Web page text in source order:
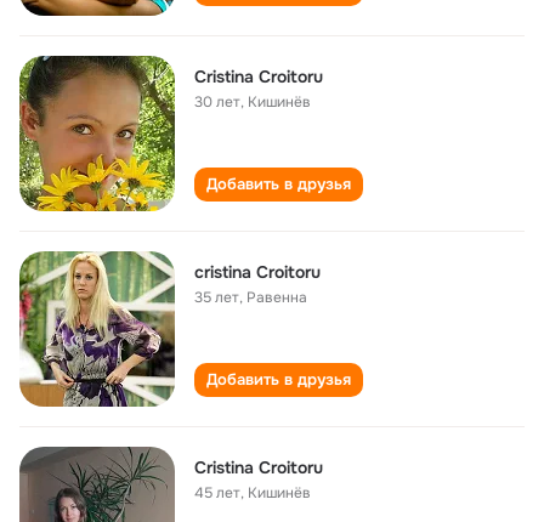
Cristina Croitoru
30 лет, Кишинёв
Добавить в друзья
cristina Croitoru
35 лет, Равенна
Добавить в друзья
Cristina Croitoru
45 лет, Кишинёв